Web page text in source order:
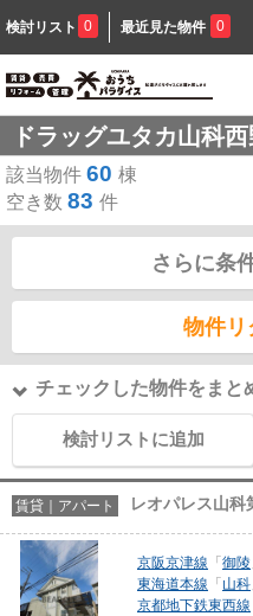
検討リスト 0 最近見た物件 0
ドラッグユタカ山科
該当物件 60 棟
空き数 83 件
さらに条
物件リ
チェックした物件をまと
検討リストに追加
賃貸｜アパート レオパレス山科
京阪京津線 「 御陵
東海道本線 「 山科
京都地下鉄東西線